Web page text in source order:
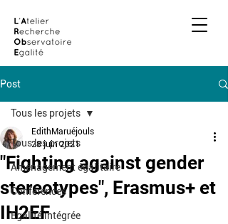
Post
Tous les projets
Aménagement égalitaire
Conférences
Egalité intégrée
Tous les projets
"Fighting against gender
stereotypes", Erasmus+ et
IH2EF
EdithMaruéjouls
28 juin 2021